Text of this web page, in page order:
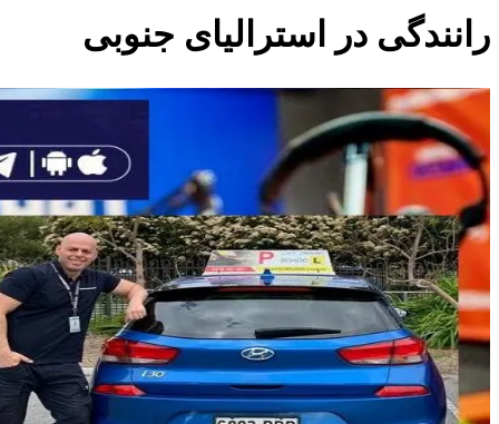
رانندگی در استرالیای جنوبی